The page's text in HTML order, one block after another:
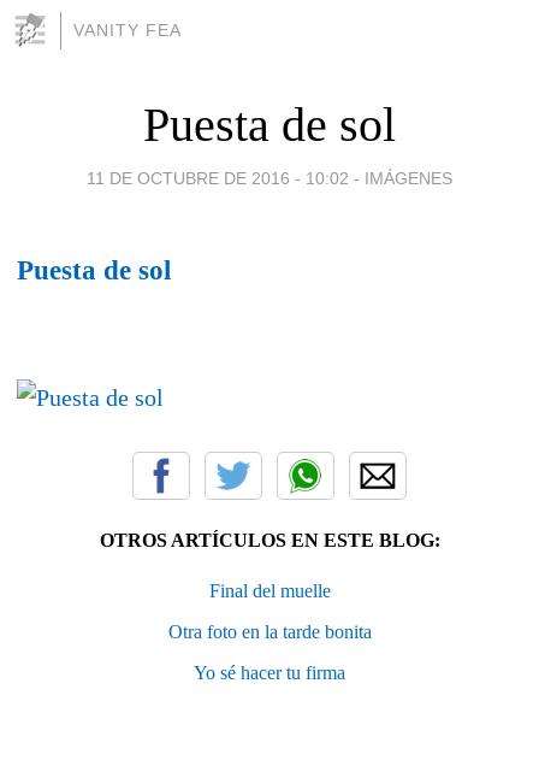
VANITY FEA
Puesta de sol
11 DE OCTUBRE DE 2016 - 10:02 - IMÁGENES
Puesta de sol
OTROS ARTÍCULOS EN ESTE BLOG:
Final del muelle
Otra foto en la tarde bonita
Yo sé hacer tu firma